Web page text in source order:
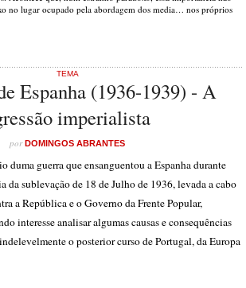
no lugar ocupado pela abordagem dos media… nos próprios
TEMA
Espanha (1936-1939) - A
imperialista
porDOMINGOS ABRANTES
duma guerra que ensanguentou a Espanha durante
da sublevação de 18 de Julho de 1936, levada a cabo
a República e o Governo da Frente Popular,
interesse analisar algumas causas e consequências
o posterior curso de Portugal, da Europa